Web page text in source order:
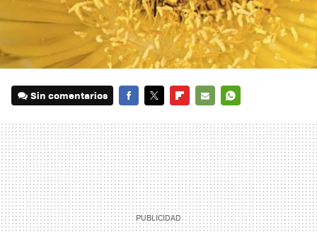
Sin comentarios
MAIL